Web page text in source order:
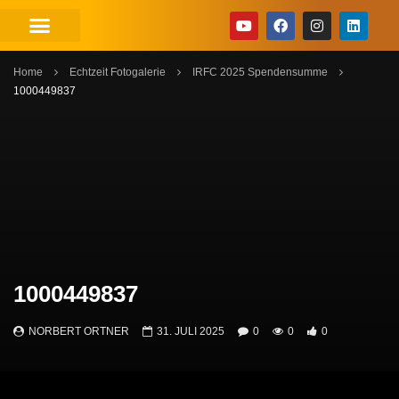
Home Echtzeit Fotogalerie
IRFC 2025 Spendensumme
1000449837
1000449837
NORBERT ORTNER 31. JULI 2025 0 0 0